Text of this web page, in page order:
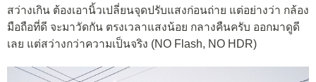
สว่างเกิน ต้องเอานิ้วเปลี่ยนจุดปรับแสงก่อนถ่าย แต่อย่างว่า กล้อง
มือถือที่ดี จะมาวัดกัน ตรงเวลาแสงน้อย กลางคืนครับ ออกมาดูดี
เลย แต่สว่างกว่าความเป็นจริง (NO Flash, NO HDR)